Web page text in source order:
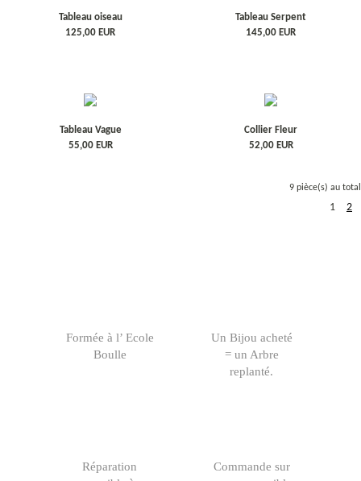
Tableau oiseau
125,00 EUR
Tableau Serpent
145,00 EUR
Tableau Vague
55,00 EUR
Collier Fleur
52,00 EUR
9 pièce(s) au total
1 2
Formée à l’ Ecole
Boulle
Un Bijou acheté
= un Arbre
replanté.
Réparation
Commande sur